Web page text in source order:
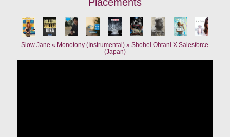
Slow Jane « Monotony (Instrumental) » Shohei Ohtani X Salesforce
(Japan)